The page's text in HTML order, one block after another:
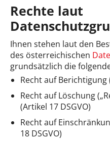
Rechte laut
Ihnen stehen laut den
des österreichischen
grundsätzlich die
Recht auf Berichtigung
Recht auf Löschung
(Artikel 17 DSGVO)
Recht auf
18 DSGVO)